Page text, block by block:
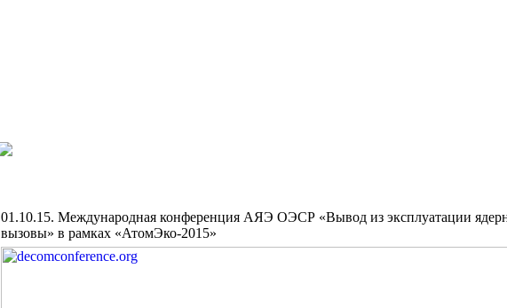
01.10.15. Международная конференция АЯЭ ОЭСР «Вывод из эксплуатации
вызовы» в рамках «АтомЭко-2015»